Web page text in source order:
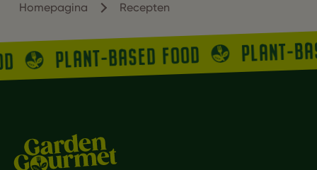
Homepagina Recepten
PLANT-BASED FOOD PLANT-